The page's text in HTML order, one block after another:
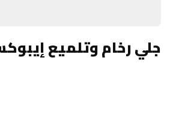
جلي رخام وتلميع